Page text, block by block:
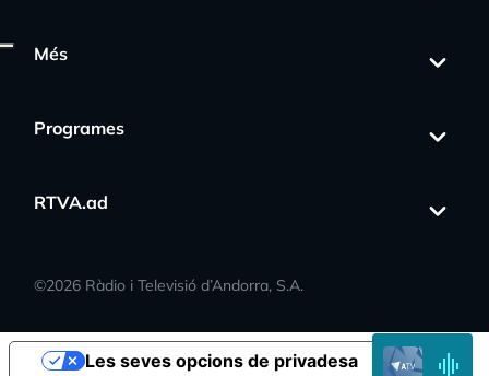
Més
Programes
RTVA.ad
©2026 Ràdio i Televisió d’Andorra, S.A.
EN
DIRECTELes seves opcions de privadesa